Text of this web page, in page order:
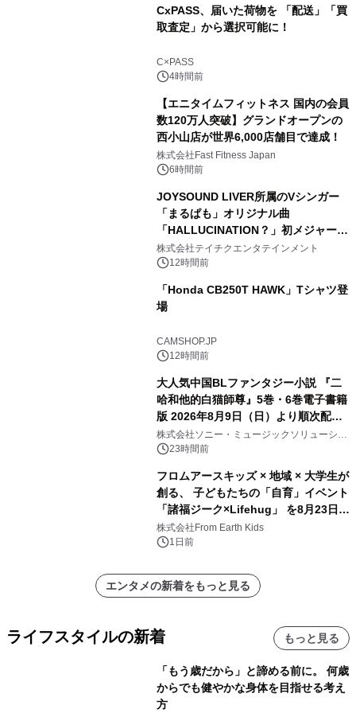
CxPASS、届いた荷物を 「配送」「買
取査定」から選択可能に！
C×PASS
4時間前
【エニタイムフィットネス 国内の会員
数120万人突破】グランドオープンの
西小山店が世界6,000店舗目で達成！
株式会社Fast Fitness Japan
6時間前
JOYSOUND LIVER所属のVシンガー
「まるぱも」オリジナル曲
「HALLUCINATION？」初メジャー配
信リリース決定！
株式会社テイチクエンタテインメント
12時間前
「Honda CB250T HAWK」Tシャツ登
場
CAMSHOP.JP
12時間前
大人気中国BLファンタジー小説 『二
哈和他的白猫師尊』5巻・6巻電子書籍
版 2026年8月9日（日）より順次配信
開始
株式会社ソニー・ミュージックソリューショ
ンズ23時間前
フロムアースキッズ × 地域 × 大学生が
創る、 子どもたちの「自育」イベント
「諸福ジーク×Lifehug」 を8月23日
(日)開催
株式会社From Earth Kids
1日前
エンタメの新着をもっと見る
ライフスタイルの新着 もっと見る
「もう歳だから」と諦める前に。 何歳
からでも健やかな身体を目指せる考え
方